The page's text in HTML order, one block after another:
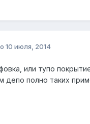
10 июля, 2014
или тупо
депо полно таких